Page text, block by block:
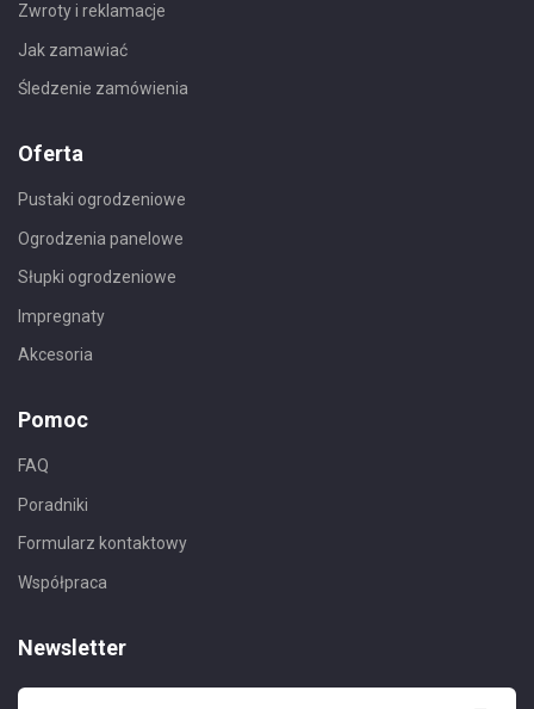
Zwroty i reklamacje
Jak zamawiać
Śledzenie zamówienia
Oferta
Pustaki ogrodzeniowe
Ogrodzenia panelowe
Słupki ogrodzeniowe
Impregnaty
Akcesoria
Pomoc
FAQ
Poradniki
Formularz kontaktowy
Współpraca
Newsletter